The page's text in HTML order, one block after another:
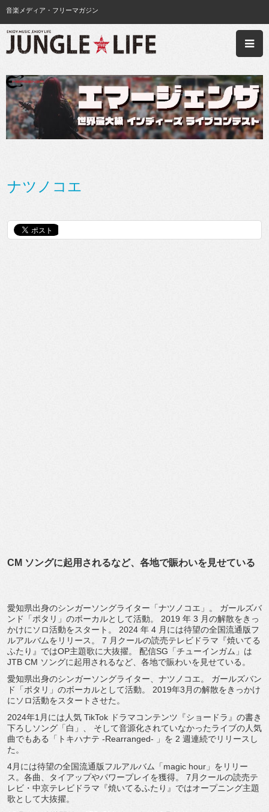
音楽メディア・フリーマガジン
ナツノコエ
CM ソングに起用されるなど、各地で賑わいを見せている
愛知県出身のシンガーソングライター「ナツノコエ」。 ガールズバ
ンド「ポタリ」のボーカルとして活動。 2019 年 3 月の解散をきっ
かけにソロ活動をスタート。 2024 年 4 月には待望の全国流通版フ
ルアルバムをリリース。 7 月クールの読売テレビドラマ『焼いてる
ふたり』 ではOP主題歌に大抜擢。 配信SG「チューインガム」は
JTB CM ソングに起用されるなど、各地で賑わいを見せている。
愛知県出身のシンガーソングライター、ナツノコエ。 ガールズバン
ド「ポタリ」のボーカルとして活動。 2019年3月の解散をきっかけ
にソロ活動をスタートさせた。
2024年1月には人気 TikTok ドラマコンテンツ『ショードラ』の書き
下ろしソング「白」
、 そして音源化されていなかったライブの人気
曲でもある「 トキハナテ -Rearranged- 」を 2 週連続でリリースし
た。
4月には待望の全国流通版フルアルバム「magic hour」をリリー
ス。各曲、タイアップやパワープレイを獲得。 7月クールの読売テ
レビ・中京テレビドラマ『焼いてるふたり』ではオープニング主題
歌として大抜擢。